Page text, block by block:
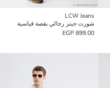
LCW Jeans
شورت جينز رجالي بقصة قياسية
899.00 EGP